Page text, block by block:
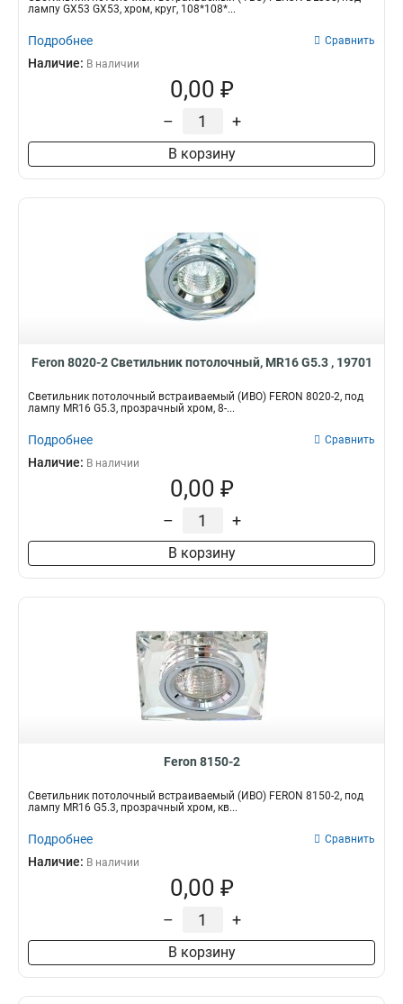
лампу GX53 GX53, хром, круг, 108*108*...
Подробнее Сравнить
Наличие: В наличии
0,00 ₽
– +
В корзину
Feron 8020-2 Светильник потолочный, MR16 G5.3 , 19701
Светильник потолочный встраиваемый (ИВО) FERON 8020-2, под
лампу MR16 G5.3, прозрачный хром, 8-...
Подробнее Сравнить
Наличие: В наличии
0,00 ₽
– +
В корзину
Feron 8150-2
Светильник потолочный встраиваемый (ИВО) FERON 8150-2, под
лампу MR16 G5.3, прозрачный хром, кв...
Подробнее Сравнить
Наличие: В наличии
0,00 ₽
– +
В корзину